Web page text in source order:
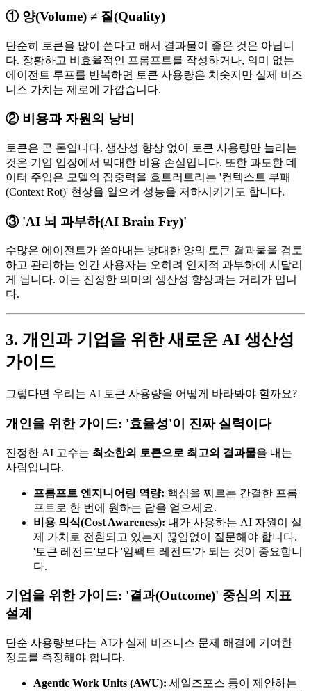
① 양(Volume) ≠ 질(Quality)
단순히 토큰을 많이 쓴다고 해서 결과물이 좋은 것은 아닙니
다. 장황하고 비효율적인 프롬프트를 작성하거나, 의미 없는
에이전트 루프를 반복하면 토큰 사용량은 치솟지만 실제 비즈
니스 가치는 제로에 가깝습니다.
② 비용과 자원의 낭비
토큰은 곧 돈입니다. 생산성 향상 없이 토큰 사용량만 늘리는
것은 기업 입장에서 막대한 비용 손실입니다. 또한 과도한 데
이터 주입은 모델의 집중력을 흐트러트리는 '컨텍스트 부패
(Context Rot)' 현상을 일으켜 성능을 저하시키기도 합니다.
③ 'AI 뇌 과부하(AI Brain Fry)'
수많은 에이전트가 쏟아내는 방대한 양의 토큰 결과물을 검토
하고 관리하는 인간 사용자는 오히려 인지적 과부하에 시달리
게 됩니다. 이는 진정한 의미의 생산성 향상과는 거리가 멉니
다.
3. 개인과 기업을 위한 새로운 AI 생산성
가이드
그렇다면 우리는 AI 토큰 사용량을 어떻게 바라봐야 할까요?
개인을 위한 가이드: '효율성'이 진짜 실력이다
진정한 AI 고수는 최소한의 토큰으로 최고의 결과물을 내는
사람입니다.
프롬프트 엔지니어링 역량: 핵심을 찌르는 간결한 프롬
프트로 한 번에 원하는 답을 얻으세요.
비용 의식(Cost Awareness): 내가 사용하는 AI 자원이 실
제 가치로 전환되고 있는지 끊임없이 질문해야 합니다.
'토큰 레전드'보다 '임팩트 레전드'가 되는 것이 중요합니
다.
기업을 위한 가이드: '결과(Outcome)' 중심의 지표
설계
단순 사용량보다는 AI가 실제 비즈니스 문제 해결에 기여한
정도를 측정해야 합니다.
Agentic Work Units (AWU): 세일즈포스 등이 제안하는